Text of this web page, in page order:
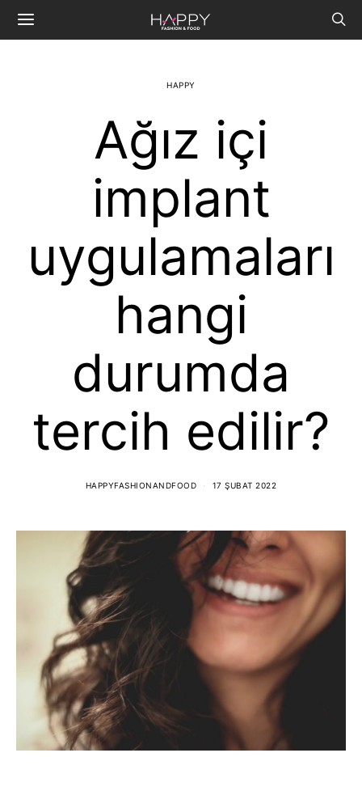
HAPPY
Ağız içi
implant
uygulamaları
hangi
durumda
tercih edilir?
HAPPYFASHIONANDFOOD 17 ŞUBAT 2022